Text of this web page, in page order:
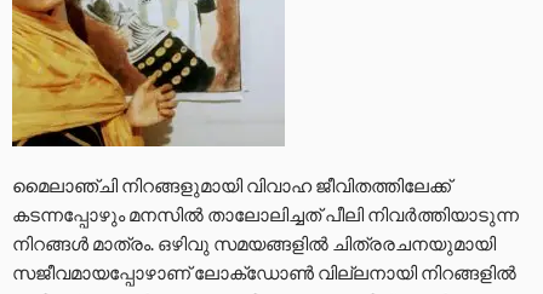
മൈലാഞ്ചി നിറങ്ങളുമായി വിവാഹ ജീവിതത്തിലേക്ക്
കടന്നപ്പോഴും മനസിൽ താലോലിച്ചത് പീലി നിവർത്തിയാടുന്ന
നിറങ്ങൾ മാത്രം. ഒഴിവു സമയങ്ങളിൽ ചിത്രരചനയുമായി
സജീവമായപ്പോഴാണ് ലോക്‌ഡോൺ വില്ലനായി നിറങ്ങളിൽ